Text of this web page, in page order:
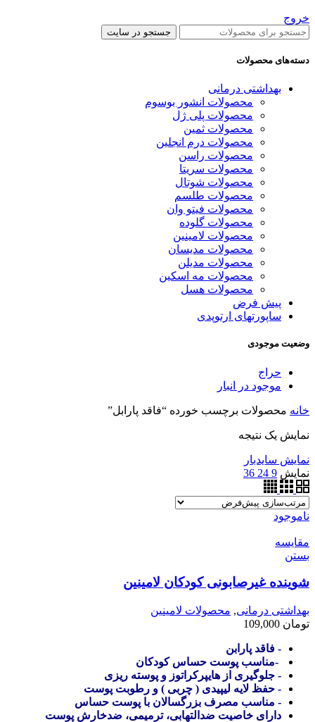
خروج
جستجو در سایت
دسته‌های محصولات
بهداشتی درمانی
محصولات انشور بوسوم
محصولات پلی ژل
محصولات ثمین
محصولات درم انجلین
محصولات راسن
محصولات سریتا
محصولات شوتال
محصولات طلسم
محصولات فیتو وان
محصولات گلوده
محصولات لامینین
محصولات مدیسان
محصولات مدیلن
محصولات مه اسکین
محصولات هسل
پیش فرض
ساپورتهای ارتوپدی
وضعیت موجودی
حراج
موجود در انبار
خانه محصولات برچسب خورده “فاقد پارابل”
نمایش یک نتیجه
نمایش سایدبار
نمایش 9
24
36
ناموجود
مقایسه
بستن
شوینده غیرصابونی کودکان لامینین
بهداشتی درمانی, محصولات لامینین
تومان
- فاقد پارابن
-مناسب پوست حساس کودکان
- جلوگیری از هایپرکراتوز و پوسته ریزی
- حفظ لایه لیپیدی ( چربی ) و رطوبت پوست
- مناسب مصرف بزرگسالان با پوست حساس
دارای خاصیت ضدالتهابی، ترمیمی، ضدخارش پوست